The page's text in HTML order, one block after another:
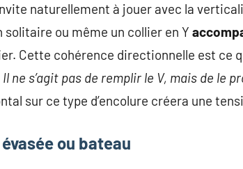
naturellement à jouer avec la
ou même un collier en Y
Cette cohérence directionnelle est ce
Il ne s’agit pas de remplir le V, mais de le
sur ce type d’encolure créera une
ou bateau